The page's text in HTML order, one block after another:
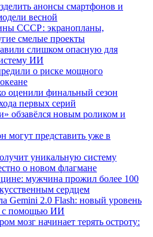
анонсы смартфонов и
весной
СССР: экранопланы,
смелые проекты
слишком опасную для
ИИ
о риске мощного
оценили финальный сезон
первых серий
обзавёлся новым роликом и
могут представить уже в
уникальную систему
о новом флагмане
мужчина прожил более 100
сердцем
Gemini 2.0 Flash: новый уровень
с помощью ИИ
мозг начинает терять остроту: